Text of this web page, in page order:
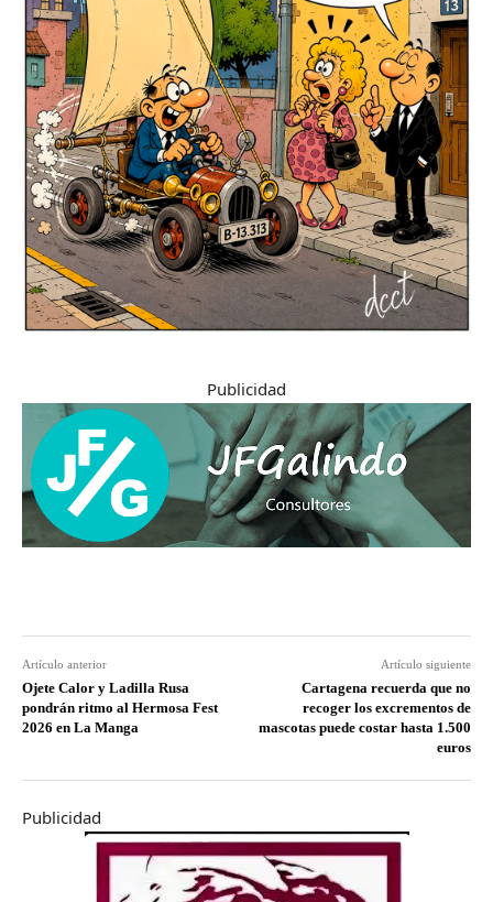
Publicidad
Artículo anterior
Ojete Calor y Ladilla Rusa
pondrán ritmo al Hermosa Fest
2026 en La Manga
Artículo siguiente
Cartagena recuerda que no
recoger los excrementos de
mascotas puede costar hasta 1.500
euros
Publicidad